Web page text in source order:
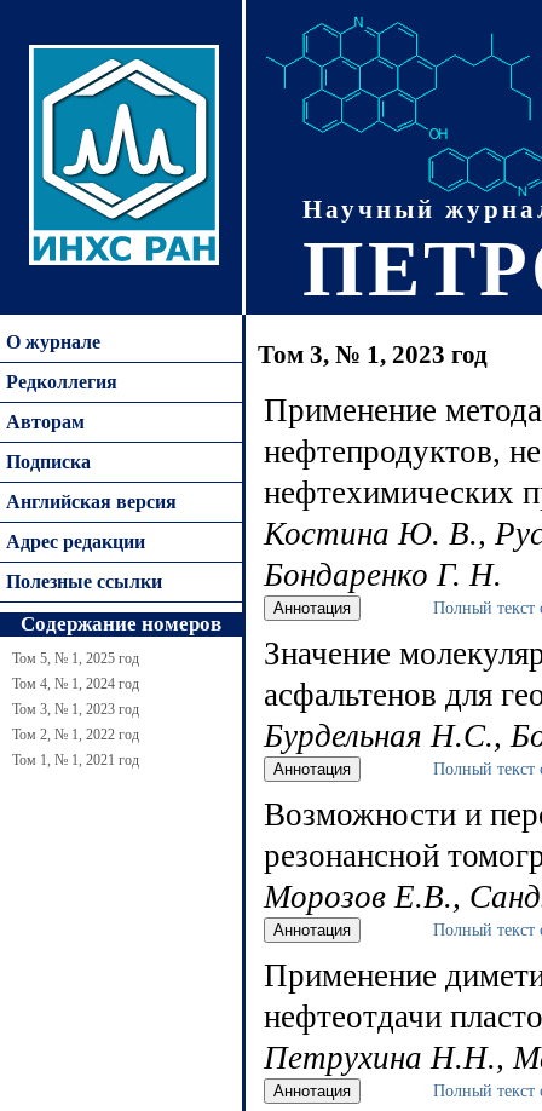
Научный
О журнале
Редколлегия
Авторам
Подписка
Английская версия
Адрес редакции
Полезные ссылки
Содержание номеров
Том 5, № 1, 2025 год
Том 4, № 1, 2024 год
Том 3, № 1, 2023 год
Том 2, № 1, 2022 год
Том 1, № 1, 2021 год
Том 3, № 1, 2023 год
Применение
нефтепродуктов,
нефтехимических
Костина Ю. В.,
Бондаренко Г. Н.
Полный текст
Значение
асфальтенов для
Бурдельная Н.С.,
Полный текст
Возможности и
резонансной
Морозов Е.В.,
Полный текст
Применение
нефтеотдачи
Петрухина Н.Н.,
Полный текст